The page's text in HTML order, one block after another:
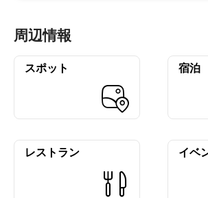
周辺情報
スポット 宿泊
レストラン イベ